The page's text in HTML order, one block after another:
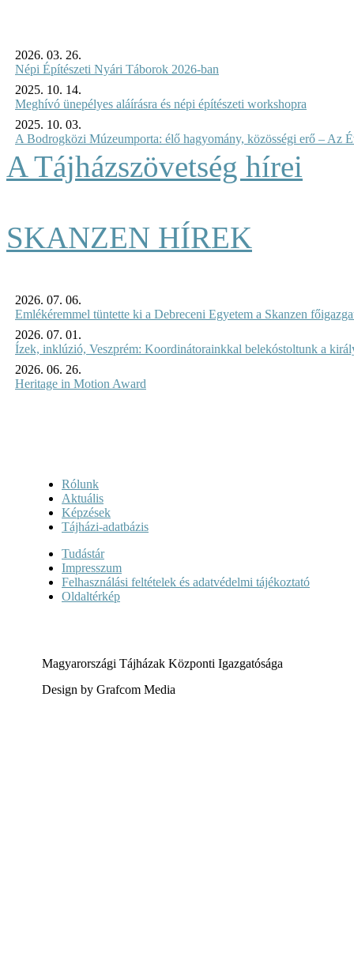
2026. 03. 26.
Népi Építészeti Nyári Táborok 2026-ban
2025. 10. 14.
Meghívó ünepélyes aláírásra és népi építészeti workshopra
2025. 10. 03.
A Bodrogközi Múzeumporta: élő hagyomány, közösségi erő – Az
A Tájházszövetség hírei
SKANZEN HÍREK
2026. 07. 06.
Emlékéremmel tüntette ki a Debreceni Egyetem a Skanzen
2026. 07. 01.
Ízek, inklúzió, Veszprém: Koordinátorainkkal belekóstoltunk a
2026. 06. 26.
Heritage in Motion Award
Rólunk
Aktuális
Képzések
Tájházi-adatbázis
Tudástár
Impresszum
Felhasználási feltételek és adatvédelmi tájékoztató
Oldaltérkép
Magyarországi Tájházak Központi Igazgatósága
Design by Grafcom Media